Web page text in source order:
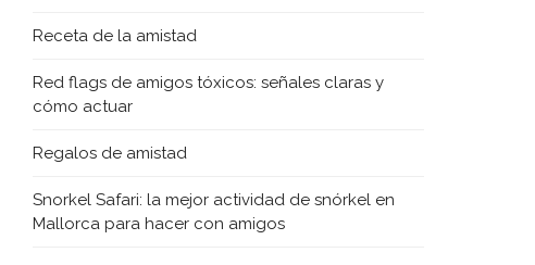
Receta de la amistad
Red flags de amigos tóxicos: señales claras y
cómo actuar
Regalos de amistad
Snorkel Safari: la mejor actividad de snórkel en
Mallorca para hacer con amigos